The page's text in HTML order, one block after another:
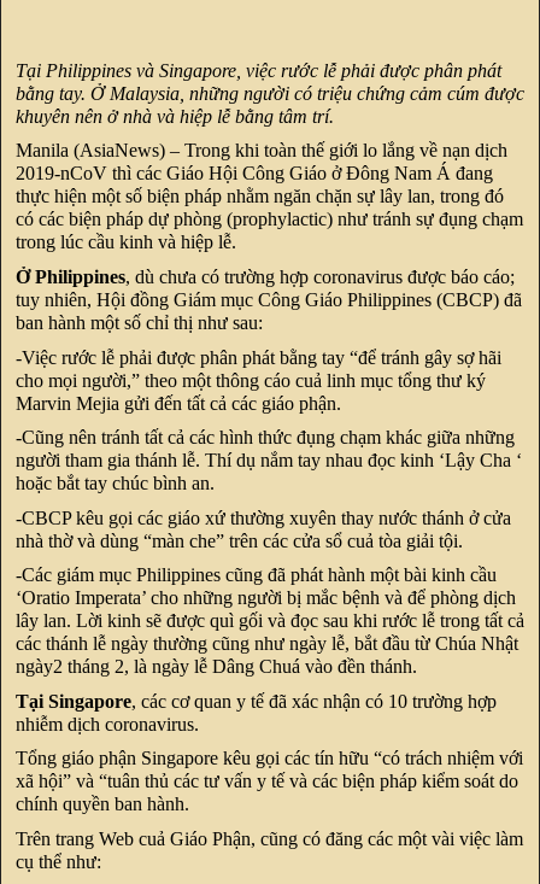
Tại Philippines và Singapore, việc rước lễ phải được phân phát
bằng tay. Ở Malaysia, những người có triệu chứng cảm cúm được
khuyên nên ở nhà và hiệp lễ bằng tâm trí.
Manila (AsiaNews) – Trong khi toàn thế giới lo lắng về nạn dịch
2019-nCoV thì các Giáo Hội Công Giáo ở Đông Nam Á đang
thực hiện một số biện pháp nhằm ngăn chặn sự lây lan, trong đó
có các biện pháp dự phòng (prophylactic) như tránh sự đụng chạm
trong lúc cầu kinh và hiệp lễ.
Ở Philippines, dù chưa có trường hợp coronavirus được báo cáo;
tuy nhiên, Hội đồng Giám mục Công Giáo Philippines (CBCP) đã
ban hành một số chỉ thị như sau:
-Việc rước lễ phải được phân phát bằng tay “để tránh gây sợ hãi
cho mọi người,” theo một thông cáo cuả linh mục tổng thư ký
Marvin Mejia gửi đến tất cả các giáo phận.
-Cũng nên tránh tất cả các hình thức đụng chạm khác giữa những
người tham gia thánh lễ. Thí dụ nắm tay nhau đọc kinh ‘Lậy Cha ‘
hoặc bắt tay chúc bình an.
-CBCP kêu gọi các giáo xứ thường xuyên thay nước thánh ở cửa
nhà thờ và dùng “màn che” trên các cửa sổ cuả tòa giải tội.
-Các giám mục Philippines cũng đã phát hành một bài kinh cầu
‘Oratio Imperata’ cho những người bị mắc bệnh và để phòng dịch
lây lan. Lời kinh sẽ được quì gối và đọc sau khi rước lễ trong tất cả
các thánh lễ ngày thường cũng như ngày lễ, bắt đầu từ Chúa Nhật
ngày2 tháng 2, là ngày lễ Dâng Chuá vào đền thánh.
Tại Singapore, các cơ quan y tế đã xác nhận có 10 trường hợp
nhiễm dịch coronavirus.
Tổng giáo phận Singapore kêu gọi các tín hữu “có trách nhiệm với
xã hội” và “tuân thủ các tư vấn y tế và các biện pháp kiểm soát do
chính quyền ban hành.
Trên trang Web cuả Giáo Phận, cũng có đăng các một vài việc làm
cụ thể như: